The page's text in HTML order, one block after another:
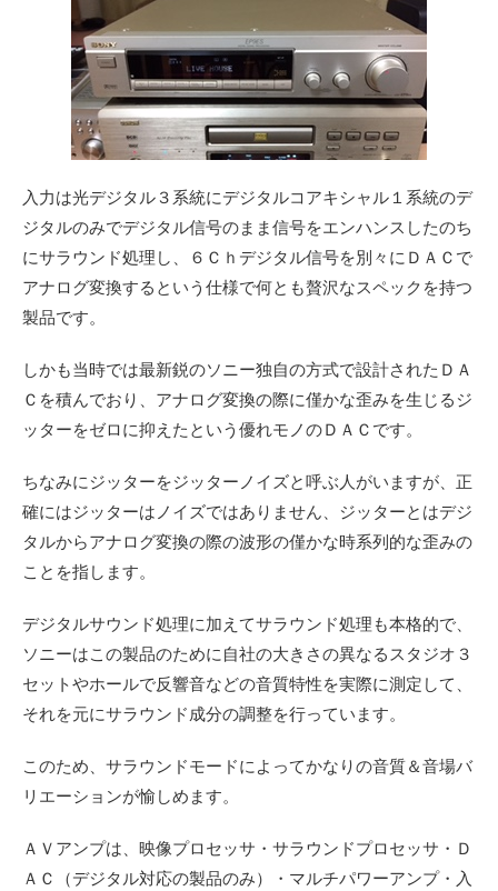
入力は光デジタル３系統にデジタルコアキシャル１系統のデ
ジタルのみでデジタル信号のまま信号をエンハンスしたのち
にサラウンド処理し、６Ｃｈデジタル信号を別々にＤＡＣで
アナログ変換するという仕様で何とも贅沢なスペックを持つ
製品です。
しかも当時では最新鋭のソニー独自の方式で設計されたＤＡ
Ｃを積んでおり、アナログ変換の際に僅かな歪みを生じるジ
ッターをゼロに抑えたという優れモノのＤＡＣです。
ちなみにジッターをジッターノイズと呼ぶ人がいますが、正
確にはジッターはノイズではありません、ジッターとはデジ
タルからアナログ変換の際の波形の僅かな時系列的な歪みの
ことを指します。
デジタルサウンド処理に加えてサラウンド処理も本格的で、
ソニーはこの製品のために自社の大きさの異なるスタジオ３
セットやホールで反響音などの音質特性を実際に測定して、
それを元にサラウンド成分の調整を行っています。
このため、サラウンドモードによってかなりの音質＆音場バ
リエーションが愉しめます。
ＡＶアンプは、映像プロセッサ・サラウンドプロセッサ・Ｄ
ＡＣ（デジタル対応の製品のみ）・マルチパワーアンプ・入